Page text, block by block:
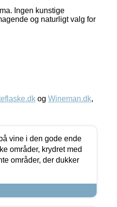
Ingen kunstige
og naturligt valg for
og Wineman.dk,
vine i den gode ende
områder, krydret med
områder, der dukker